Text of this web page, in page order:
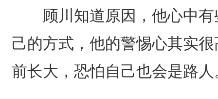
顾川知道原因，他心中有
己的方式，他的警惕心其实
前长大，恐怕自己也会是路人